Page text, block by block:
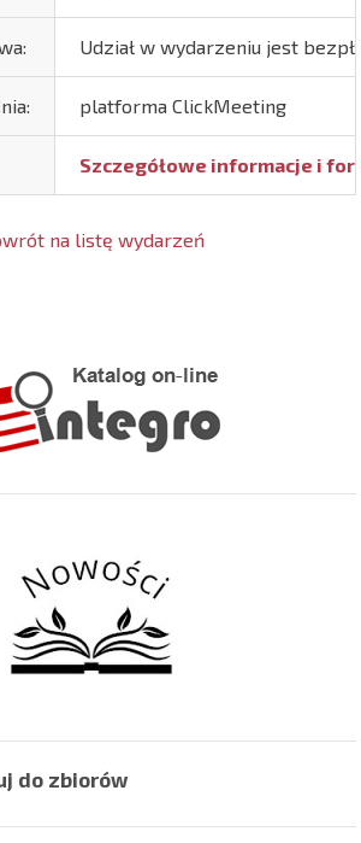
Udział w wydarzeniu jest
platforma ClickMeeting
Szczegółowe informacje i
na listę wydarzeń
do zbiorów